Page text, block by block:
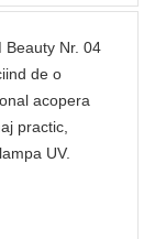
Beauty Nr. 04
de o
acopera
practic,
UV.